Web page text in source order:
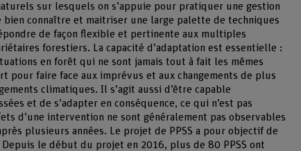
sur lesquels on s’appuie pour pratiquer une gestion
bien connaître et maitriser une large palette de techniques
de façon flexible et pertinente aux multiples
forestiers. La capacité d’adaptation est essentielle :
en forêt qui ne sont jamais tout à fait les mêmes
pour faire face aux imprévus et aux changements de plus
climatiques. Il s’agit aussi d’être capable
et de s’adapter en conséquence, ce qui n’est pas
d’une intervention ne sont généralement pas observables
plusieurs années. Le projet de PPSS a pour objectif de
le début du projet en 2016, plus de 80 PPSS ont